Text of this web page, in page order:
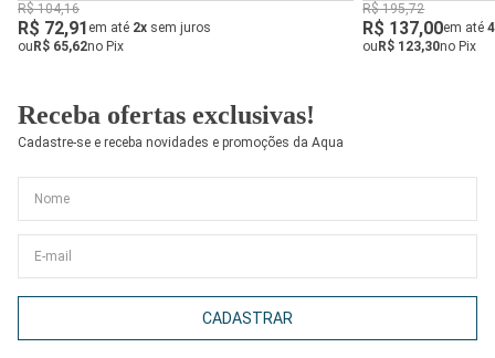
R$ 104,16
R$ 72,91 em até 2x sem juros
ouR$ 65,62no Pix
R$ 195,72
R$ 137,00em até
ouR$ 123,30no Pix
Receba ofertas exclusivas!
Cadastre-se e receba novidades e promoções da Aqua
CADASTRAR